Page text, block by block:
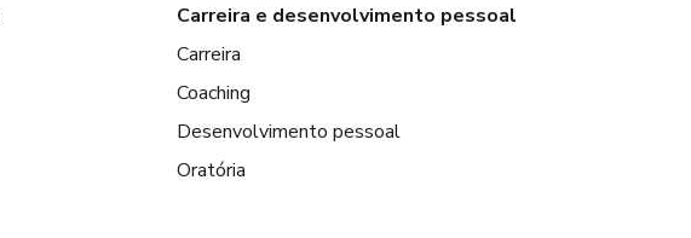
Carreira e desenvolvimento pessoal
Carreira
Coaching
Desenvolvimento pessoal
Oratória